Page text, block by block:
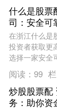
什么是股票
司：安全可
在浙江什么是
投资者获取更
选择一家安全
此外，专业炒
议。他们了解
阅读： 99
炒股股票配
务：助你资